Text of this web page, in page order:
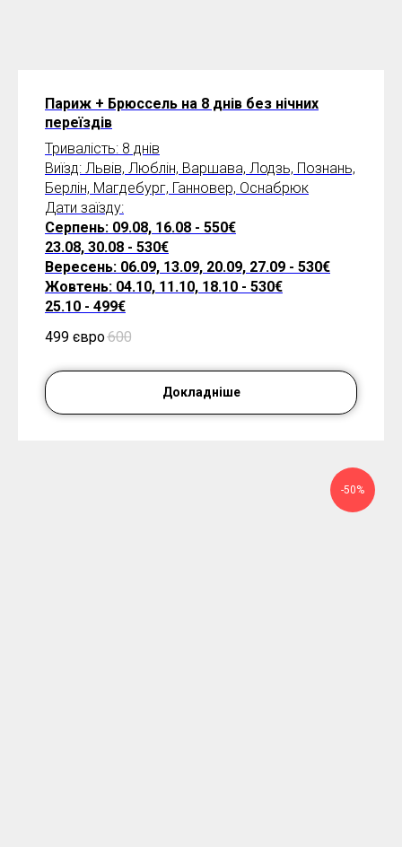
Париж + Брюссель на 8 днів без нічних
переїздів
Тривалість: 8 днів
Виїзд: Львів, Люблін, Варшава, Лодзь, Познань,
Берлін, Магдебург, Ганновер, Оснабрюк
Дати заїзду:
Серпень: 09.08, 16.08 - 550€
23.08, 30.08 - 530€
Вересень: 06.09, 13.09, 20.09, 27.09 - 530€
Жовтень: 04.10, 11.10, 18.10 - 530€
25.10 - 499€
499 євро600
Докладніше
-50%